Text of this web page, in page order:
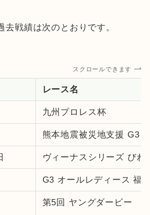
去戦績は次のとおりです。
スクロールできます
レース名
九州プロレス杯
熊本地震被災地支援 G3
ヴィーナスシリーズ びわ
G3 オールレディース 福
第5回 ヤングダービー